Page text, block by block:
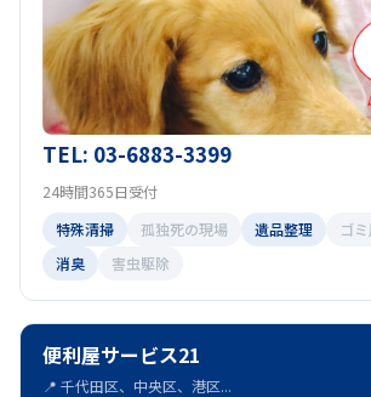
TEL: 03-6883-3399
24時間365日受付
特殊清掃
孤独死の現場 遺品整理
ゴ
消臭
害虫駆除
便利屋サービス21
📍 千代田区、中央区、港区...